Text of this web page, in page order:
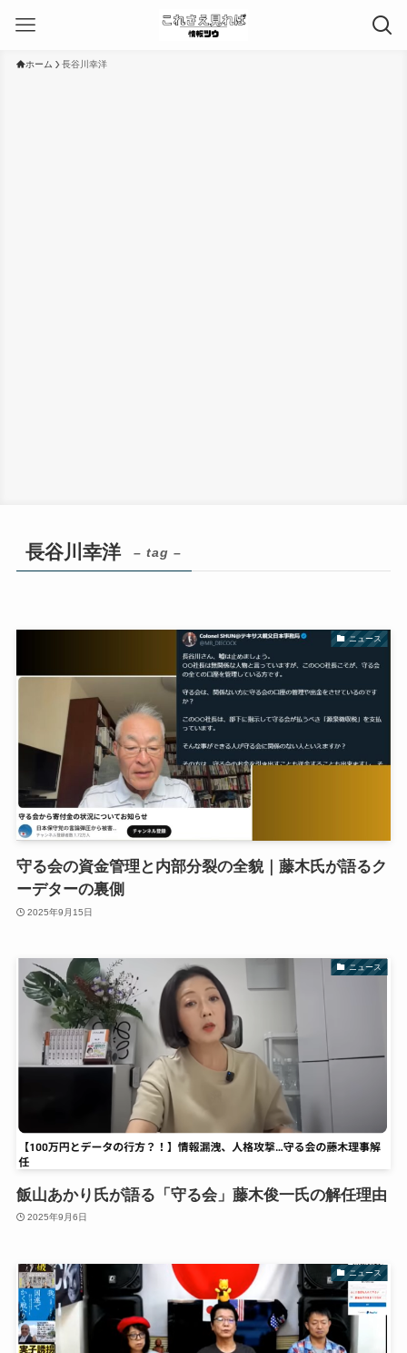
ホーム 長谷川幸洋
長谷川幸洋 – tag –
ニュース
守る会の資金管理と内部分裂の全貌｜藤木氏が語るク
ーデターの裏側
2025年9月15日
ニュース
飯山あかり氏が語る「守る会」藤木俊一氏の解任理由
2025年9月6日
ニュース